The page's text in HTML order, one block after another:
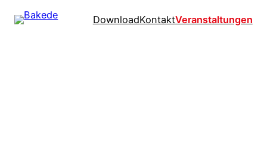
DownloadKontaktVeranstaltungen